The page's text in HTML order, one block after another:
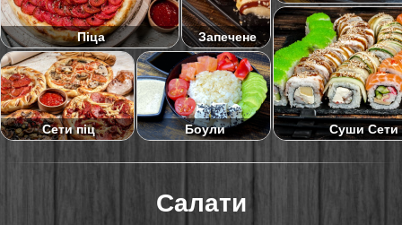
Піца Запечене
Сети піц Боули Суши Сети
Салати